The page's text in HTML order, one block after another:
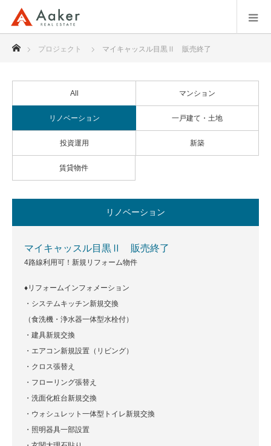
プロジェクト マイキャッスル目黒Ⅱ 販売終了
All マンション
リノベーション 一戸建て・土地
投資運用 新築
賃貸物件
リノベーション
マイキャッスル目黒Ⅱ 販売終了
4路線利用可！新規リフォーム物件
♦リフォームインフォメーション
・システムキッチン新規交換
（食洗機・浄水器一体型水栓付）
・建具新規交換
・エアコン新規設置（リビング）
・クロス張替え
・フローリング張替え
・洗面化粧台新規交換
・ウォシュレット一体型トイレ新規交換
・照明器具一部設置